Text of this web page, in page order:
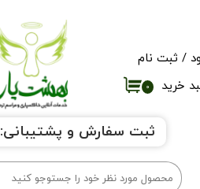
۰ خرید
/ ثبت نام
تغییر گذر واژه
خروج از حساب کاربری
ثبت سفارش و پشتیبانی: